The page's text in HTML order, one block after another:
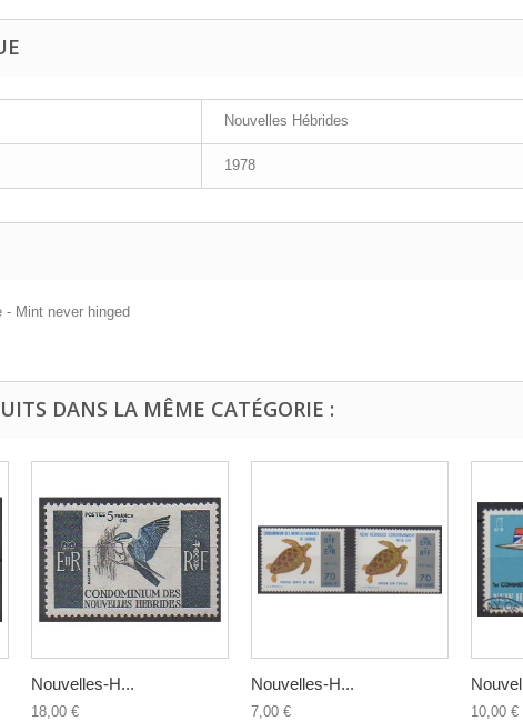
Nouvelles Hébrides
1978
- Mint never hinged
DANS LA MÊME CATÉGORIE :
Nouvelles-H...
18,00 €
Nouvelles-H...
7,00 € 10,00 €